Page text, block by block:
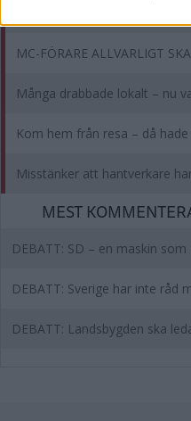
MC-FÖRARE ALLVARLIGT
Många drabbade lokalt – nu
Kom hem från resa – då
Misstänker att hantverkare
MEST
DEBATT: SD – en maskin
DEBATT: Sverige har inte råd
DEBATT: Landsbygden ska